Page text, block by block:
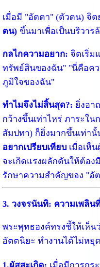
เมื่อมี "อัตตา" (ตัวตน) จิต
ตน)ขึ้นมาเพื่อเป็นบริวาร
กลไกความอยาก: จิตเริ่ม
ทรัพย์สินของฉัน" "นี่คือค
ภูมิใจของฉัน"
ทำไมจึงไม่สิ้นสุด?: ยิ่งอา
กว้างขึ้นเท่าไหร่ ภาระใ
สัมปทา) ก็ยิ่งมากขึ้นเท่า
อยากเปรียบเทียบเมื่อเห็
จะเกิดแรงผลักดันให้ต้อง
รักษาความสำคัญของ "อัต
3. วงจรนันทิ: ความเพลิน
พระพุทธองค์ทรงชี้ให้เห็น
อัตตนิยะ ทำงานได้ไม่หยุ
1.ผัสสะเกิด: เมื่อมีการกร